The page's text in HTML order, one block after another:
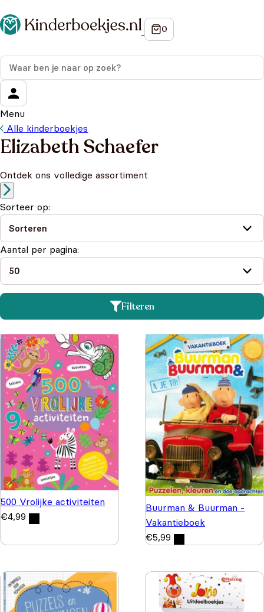
Menu
Alle kinderboekjes
Elizabeth Schaefer
Ontdek ons volledige assortiment
Sorteer op:
Aantal per pagina:
Filteren
500 Vrolijke activiteiten
€4,99
Buurman & Buurman -
Vakantieboek
€5,99